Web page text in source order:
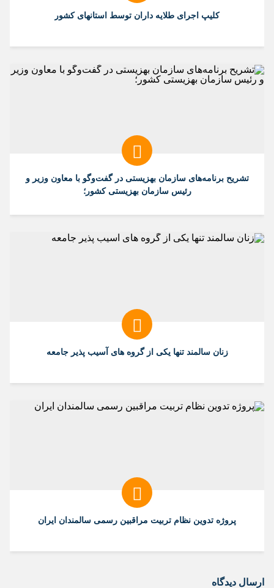
کلیپ اجرای طلایه داران توسط استانهای کشور
تشریح برنامه‌های سازمان بهزیستی در گفت‌و‌گو با معاون وزیر و
رئیس سازمان بهزیستی کشور؛
زنان سالمند تنها یکی از گروه های آسیب پذیر جامعه
پروژه تدوین نظام تربیت مراقبین رسمی سالمندان ایران
ارسال دیدگاه